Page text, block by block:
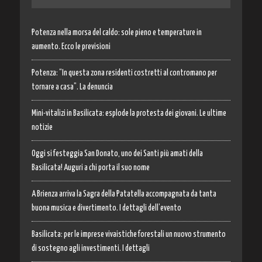
Potenza nella morsa del caldo: sole pieno e temperature in
aumento. Ecco le previsioni
Potenza: “In questa zona residenti costretti al contromano per
tornare a casa”. La denuncia
Mini-vitalizi in Basilicata: esplode la protesta dei giovani. Le ultime
notizie
Oggi si festeggia San Donato, uno dei Santi più amati della
Basilicata! Auguri a chi porta il suo nome
A Brienza arriva la Sagra della Patatella accompagnata da tanta
buona musica e divertimento. I dettagli dell’evento
Basilicata: per le imprese vivaistiche forestali un nuovo strumento
di sostegno agli investimenti. I dettagli